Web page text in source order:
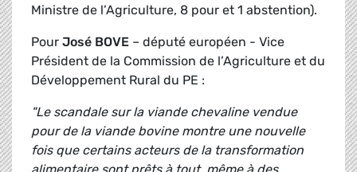
Ministre de l’Agriculture, 8 pour et 1 abstention).
Pour José BOVE – député européen - Vice
Président de la Commission de l’Agriculture et du
Développement Rural du PE :
"Le scandale sur la viande chevaline vendue
pour de la viande bovine montre une nouvelle
fois que certains acteurs de la transformation